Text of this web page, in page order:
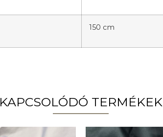
150 cm
KAPCSOLÓDÓ TERMÉKEK